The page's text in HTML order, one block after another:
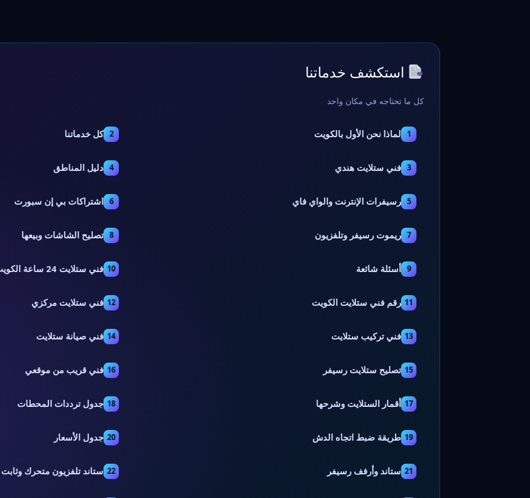
استكشف خدماتنا
كل ما تحتاجه في مكان واحد
1 لماذا نحن الأول بالكويت 2 كل خدماتنا
3 فني ستلايت هندي 4 دليل المناطق
5 رسيفرات الإنترنت والواي فاي 6 اشتراكات بي إن سبورت
7 ريموت رسيفر وتلفزيون 8 تصليح الشاشات وبيعها
9 أسئلة شائعة 10 فني ستلايت 24 ساعة الكويت
11 رقم فني ستلايت الكويت 12 فني ستلايت مركزي
13 فني تركيب ستلايت 14 فني صيانة ستلايت
15 تصليح ستلايت رسيفر 16 فني قريب من موقعي
17 أقمار الستلايت وشرحها 18 جدول ترددات المحطات
19 طريقة ضبط اتجاه الدش 20 جدول الأسعار
21 ستاند وأرفف رسيفر 22 ستاند تلفزيون متحرك وثابت